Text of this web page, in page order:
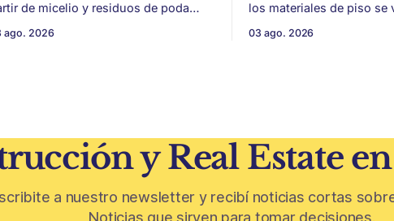
de micelio y residuos de poda
y acústica de menor impacto
ago. 2026
los materiales de piso se
sin encarar una gran obra. Patios,
03 ago. 2026
y Real Estate
a nuestro newsletter y recibí noticias cortas